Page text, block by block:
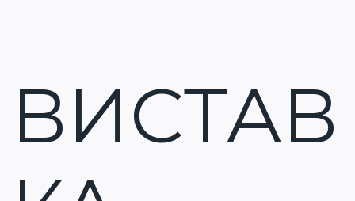
ВИСТАВ